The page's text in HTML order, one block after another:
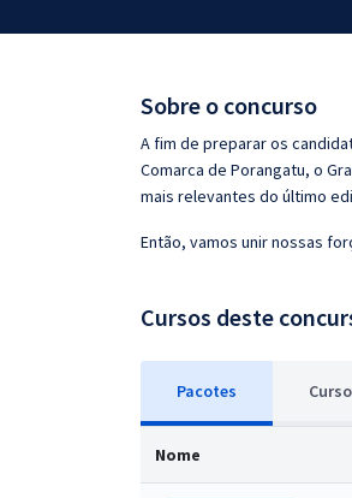
Questões grátis
Sobre o concurso
A fim de preparar os
Comarca de Porangatu, o
mais relevantes do último
Então, vamos unir nossas
Cursos deste
Pacotes
Nome